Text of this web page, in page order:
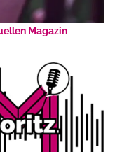
Magazin